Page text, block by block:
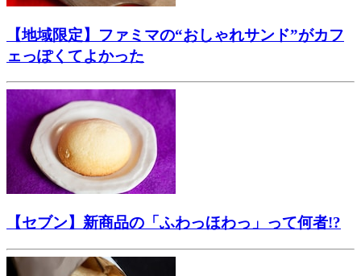
【地域限定】ファミマの“おしゃれサンド”がカフ
ェっぽくてよかった
【セブン】新商品の「ふわっほわっ」って何者!?